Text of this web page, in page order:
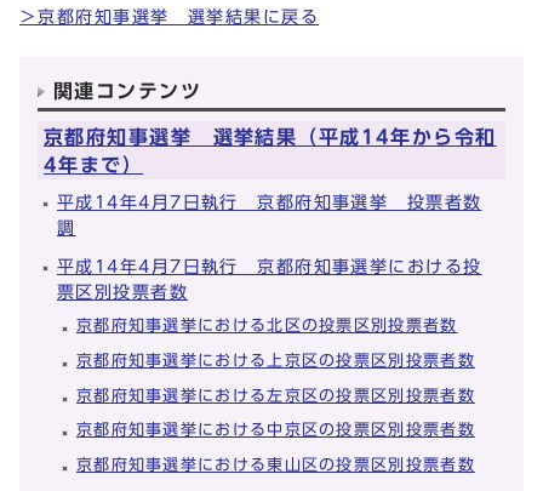
＞京都府知事選挙 選挙結果に戻る
関連コンテンツ
京都府知事選挙 選挙結果（平成14年から令和
4年まで）
平成14年4月7日執行 京都府知事選挙 投票者数
調
平成14年4月7日執行 京都府知事選挙における投
票区別投票者数
京都府知事選挙における北区の投票区別投票者数
京都府知事選挙における上京区の投票区別投票者数
京都府知事選挙における左京区の投票区別投票者数
京都府知事選挙における中京区の投票区別投票者数
京都府知事選挙における東山区の投票区別投票者数